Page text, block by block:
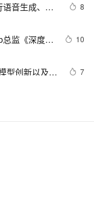
音生成、语
8
监《深度学
10
型创新以及在
7
功能
反向、双向最